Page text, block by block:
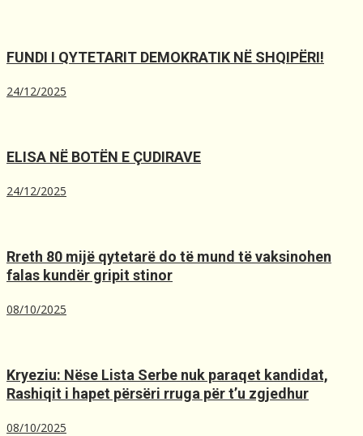
FUNDI I QYTETARIT DEMOKRATIK NË SHQIPËRI!
24/12/2025
ELISA NË BOTËN E ÇUDIRAVE
24/12/2025
Rreth 80 mijë qytetarë do të mund të vaksinohen
falas kundër gripit stinor
08/10/2025
Kryeziu: Nëse Lista Serbe nuk paraqet kandidat,
Rashiqit i hapet përsëri rruga për t’u zgjedhur
08/10/2025